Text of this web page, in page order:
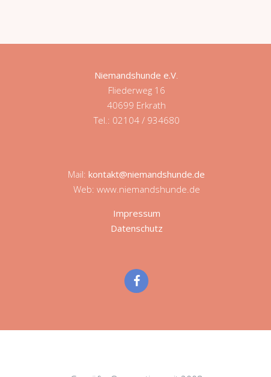
Niemandshunde e.V
Fliederweg 16
40699 Erkrath
Tel.: 02104 / 934680
Mail: kontakt@niemandshunde.de
Web: www.niemandshunde.de
Impressum
Datenschutz